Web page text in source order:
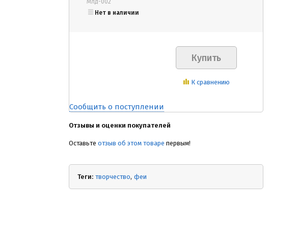
Млд-002
Нет в наличии
К сравнению
Сообщить о поступлении
Отзывы и оценки покупателей
Оставьте отзыв об этом товаре первым!
Теги: творчество феи